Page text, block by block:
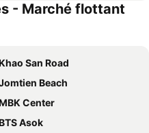
Home Resort
Am Are Stay Boutique
Amphawa
Phor @bangkontee
Mae Arom
- Marché flottant
San Road
Beach
Center
Asok